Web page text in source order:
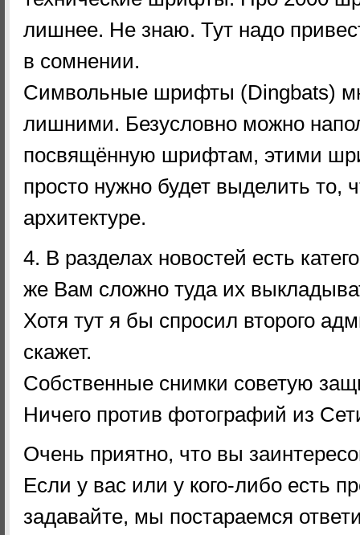
лишнее. Не знаю. Тут надо
в сомнении.
Символьные шрифты (Dingbats)
лишними. Безусловно можно
посвящённую шрифтам, этими
просто нужно будет выделить то,
архитектуре.
4. В разделах новостей есть
же Вам сложно туда их
Хотя тут я бы спросил второго
скажет.
Собственные снимки советую
Ничего против фотографий из
Очень приятно, что вы
Если у вас или у кого-либо есть
задавайте, мы постараемся